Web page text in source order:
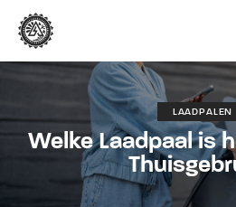
LAADPALEN
Welke Laadpaal is